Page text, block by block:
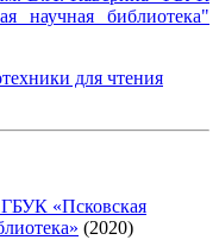
научная библиотека"
для чтения
«Псковская
(2020)